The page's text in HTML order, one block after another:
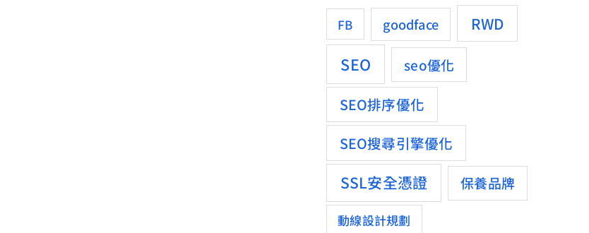
FB goodface RWD
SEO seo優化
SEO排序優化
SEO搜尋引擎優化
SSL安全憑證 保養品牌
動線設計規劃